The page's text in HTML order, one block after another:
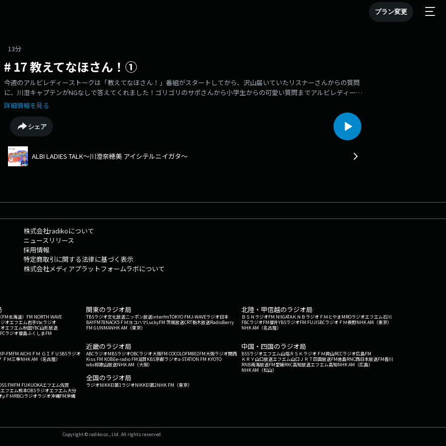
プラン変更
13分
# 17 教えてなほさん！①
今週のアルビレディーストークは「教えてなほさん！」番組がスタートしてから、沢山届いていたリスナーさんからの質問
に、川澄キャプテンがNGなしで答えてくれました！ゴリゴリのサポさんから小学生からの可愛い質問までアルビレディース
の選手を身近に感じていただける15分です！ぜひお聴きください。
詳細情報を見る
シェア
ALBI LADIES TALK～川澄奈穂美 アイシテルニイガタ～
株式会社radikoについて
ニュースリリース
採用情報
特定商取引に関する法律に基づく表示
株式会社メディアプラットフォームラボについて
北海道） FM NORTH WAVE
オエフエム岩手tbcラジオ
エフエム秋田YBC山形放送
ラジオ福島ふくしまFM
関東のラジオ局
TBSラジオ文化放送ニッポン放送interfmTOKYO FMJ-WAVEラジオ日本
BAYFM78NACK5 ＦＭヨコハマLuckyFM 茨城放送CRT栃木放送RadioBerry
FM GUNMANHK AM（東京）
北陸・甲信越のラジオ局
ＢＳＮラジオFM NIIGATAＫＮＢラジオ ＦＭとやまMROラジオエフエム石川
FBCラジオFM福井YBSラジオFM FUJISBCラジオ ＦＭ長野NHK AM（東京）
NHK AM（名古屋）
FMFM AICHI ＦＭ ＧＩＦＵ SBSラジオ
ＦＭ三重NHK AM（名古屋）
近畿のラジオ局
ABCラジオMBSラジオOBCラジオ大阪FM COCOLOFM802FM大阪ラジオ関西
Kiss FM KOBEe-radio FM滋賀KBS京都ラジオα-STATION FM KYOTO
wbs和歌山放送NHK AM（大阪）
中国・四国のラジオ局
BSSラジオエフエム山陰ＲＳＫラジオ ＦＭ岡山RCCラジオ広島FM
ＫＲＹ山口放送エフエム山口 ＪＲＴ四国放送FM徳島RNC西日本放送FM香川
RNB南海放送FM愛媛RKC高知放送エフエム高知NHK AM（広島）
NHK AM（松山）
FMFM FUKUOKAエフエム佐賀
フエム熊本OBSラジオエフエム大分
μＦＭRBCiラジオラジオ沖縄FM沖縄
全国のラジオ局
ラジオNIKKEI第1ラジオNIKKEI第2NHK FM（東京）
Copyright © radiko co., Ltd. All rights reserved